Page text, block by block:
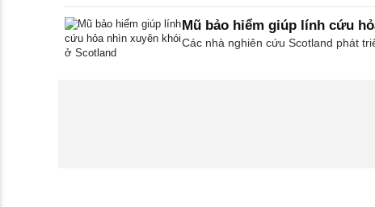
Mũ bảo hiểm giúp lính cứu
Các nhà nghiên cứu Scotland phát